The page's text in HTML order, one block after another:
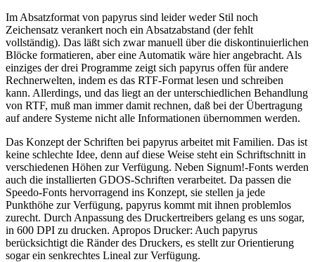
Im Absatzformat von papyrus sind leider weder Stil noch
Zeichensatz verankert noch ein Absatzabstand (der fehlt
vollständig). Das läßt sich zwar manuell über die diskontinuierlichen
Blöcke formatieren, aber eine Automatik wäre hier angebracht. Als
einziges der drei Programme zeigt sich papyrus offen für andere
Rechnerwelten, indem es das RTF-Format lesen und schreiben
kann. Allerdings, und das liegt an der unterschiedlichen Behandlung
von RTF, muß man immer damit rechnen, daß bei der Übertragung
auf andere Systeme nicht alle Informationen übernommen werden.
Das Konzept der Schriften bei papyrus arbeitet mit Familien. Das ist
keine schlechte Idee, denn auf diese Weise steht ein Schriftschnitt in
verschiedenen Höhen zur Verfügung. Neben Signum!-Fonts werden
auch die installierten GDOS-Schriften verarbeitet. Da passen die
Speedo-Fonts hervorragend ins Konzept, sie stellen ja jede
Punkthöhe zur Verfügung, papyrus kommt mit ihnen problemlos
zurecht. Durch Anpassung des Druckertreibers gelang es uns sogar,
in 600 DPI zu drucken. Apropos Drucker: Auch papyrus
berücksichtigt die Ränder des Druckers, es stellt zur Orientierung
sogar ein senkrechtes Lineal zur Verfügung.